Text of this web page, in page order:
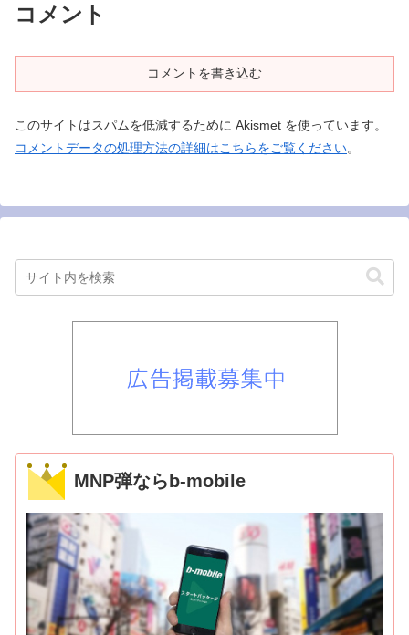
コメント
コメントを書き込む
このサイトはスパムを低減するために Akismet を使っています。
コメントデータの処理方法の詳細はこちらをご覧ください。
MNP弾ならb-mobile